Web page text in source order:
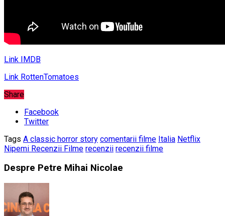
Link IMDB
Link RottenTomatoes
Share
Facebook
Twitter
Tags A classic horror story comentarii filme Italia Netflix
Nipemi Recenzii Filme recenzii recenzii filme
Despre Petre Mihai Nicolae